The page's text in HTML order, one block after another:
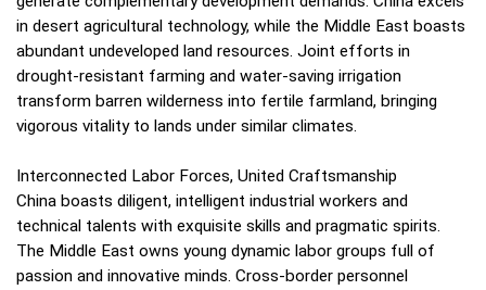
in desert agricultural technology, while the Middle East boasts
abundant undeveloped land resources. Joint efforts in
drought-resistant farming and water-saving irrigation
transform barren wilderness into fertile farmland, bringing
vigorous vitality to lands under similar climates.
Interconnected Labor Forces, United Craftsmanship
China boasts diligent, intelligent industrial workers and
technical talents with exquisite skills and pragmatic spirits.
The Middle East owns young dynamic labor groups full of
passion and innovative minds. Cross-border personnel